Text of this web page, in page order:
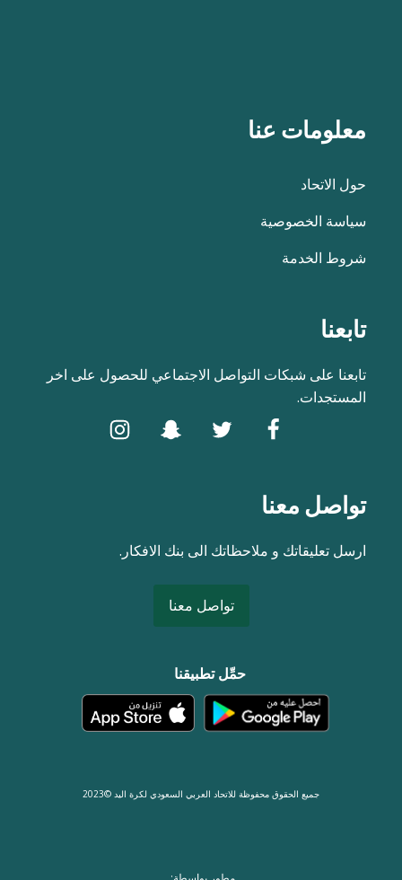
معلومات عنا
حول الاتحاد
سياسة الخصوصية
شروط الخدمة
تابعنا
تابعنا على شبكات التواصل الاجتماعي للحصول على اخر
المستجدات.
تواصل معنا
ارسل تعليقاتك و ملاحظاتك الى بنك الافكار.
تواصل معنا
حمِّل تطبيقنا
جميع الحقوق محفوظة للاتحاد العربي السعودي لكرة اليد ©2023